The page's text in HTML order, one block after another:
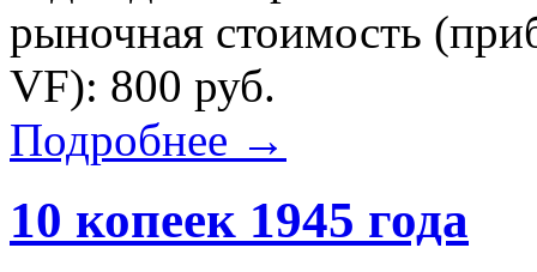
рыночная стоимость
VF): 800 руб.
Подробнее →
10 копеек 1945 года